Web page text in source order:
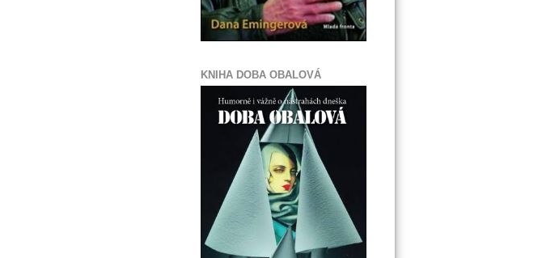
KNIHA DOBA OBALOVÁ